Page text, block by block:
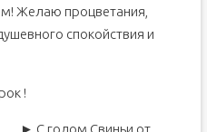
Желаю процветания,
спокойствия и
!